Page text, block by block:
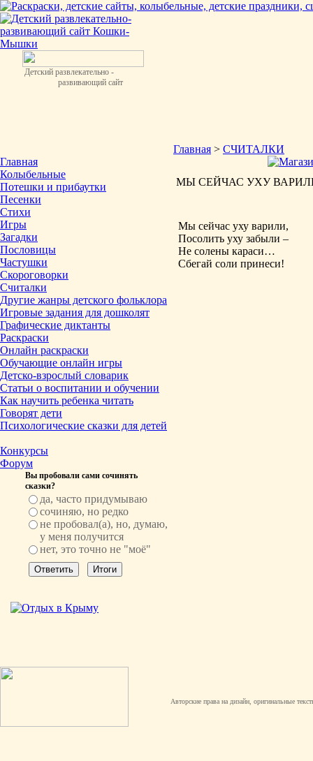
Детский развлекательно -
развивающий сайт
Главная
Колыбельные
Потешки и прибаутки
Песенки
Стихи
Игры
Загадки
Пословицы
Частушки
Скороговорки
Считалки
Другие жанры детского фольклора
Игровые задания для дошколят
Графические диктанты
Раскраски
Онлайн раскраски
Обучающие онлайн игры
Детско-взрослый словарик
Статьи о воспитании и обучении
Как научить ребенка читать
Говорят дети
Психологические сказки для детей
Конкурсы
Форум
Вы пробовали сами сочинять
сказки?
да, часто придумываю
сочиняю, но редко
не пробовал(а), но, думаю,
у меня получится
нет, это точно не "моё"
Главная > СЧИТАЛКИ
МЫ СЕЙЧАС УХУ
Мы сейчас уху варили,
Посолить уху забыли –
Не солены караси…
Сбегай соли принеси!
Авторские права на дизайн, оригинальные